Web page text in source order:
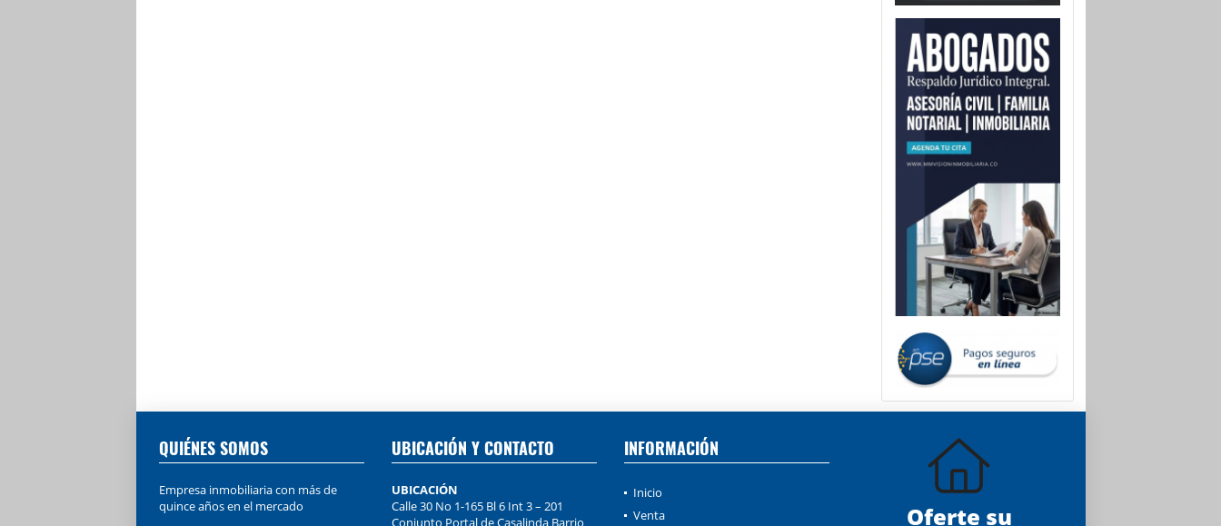
QUIÉNES SOMOS
Empresa inmobiliaria con más de
quince años en el mercado
UBICACIÓN Y CONTACTO
UBICACIÓN
Calle 30 No 1-165 Bl 6 Int 3 – 201
Conjunto Portal de Casalinda Barrio
INFORMACIÓN
Inicio
Venta
Oferte su